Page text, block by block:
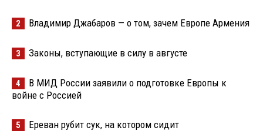
2 Владимир Джабаров — о том, зачем Европе Армения
3 Законы, вступающие в силу в августе
4
В МИД России заявили о подготовке Европы к
войне с Россией
5 Ереван рубит сук, на котором сидит